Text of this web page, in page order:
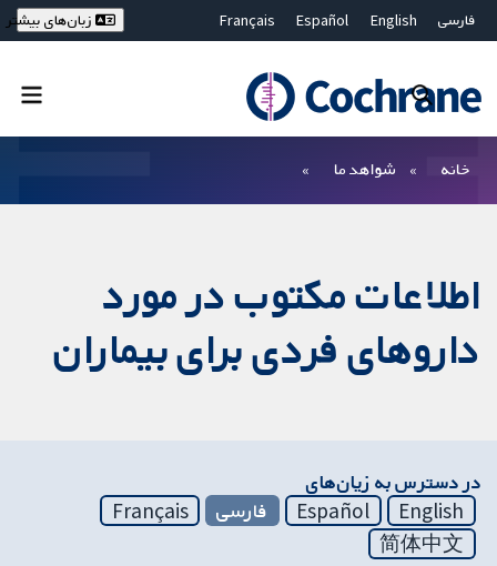
فارسی English
Español
Français
Bahasa Malaysia
ไทย
繁體中文
زبان‌های بیشتر
خانه شواهد ما
اطلاعات مکتوب در مورد
داروهای فردی برای بیماران
در دسترس به زیان‌های
English
Español فارسی
Français
简体中文